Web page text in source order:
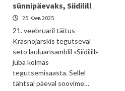
sünnipäevaks, Siidilill
25. Фев 2025
21. veebruaril täitus
Krasnojarskis tegutseval
seto lauluansamblil «Siidilill»
juba kolmas
tegutsemisaasta. Sellel
tähtsal päeval soovime…